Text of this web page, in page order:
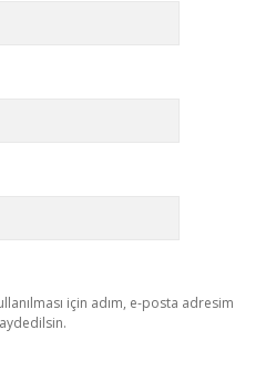
için adım, e-posta adresim